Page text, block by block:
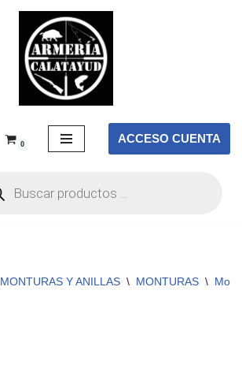
0 ACCESO CUENTA
MONTURAS Y ANILLAS \ MONTURAS \